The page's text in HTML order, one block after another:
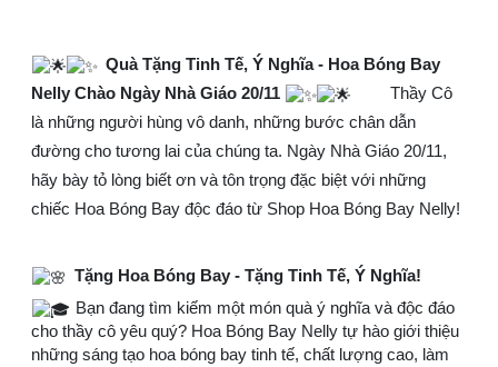
Quà Tặng Tinh Tế, Ý Nghĩa - Hoa Bóng Bay
Nelly Chào Ngày Nhà Giáo 20/11
Thầy Cô
là những người hùng vô danh, những bước chân dẫn
đường cho tương lai của chúng ta. Ngày Nhà Giáo 20/11,
hãy bày tỏ lòng biết ơn và tôn trọng đặc biệt với những
chiếc Hoa Bóng Bay độc đáo từ Shop Hoa Bóng Bay Nelly!
Tặng Hoa Bóng Bay - Tặng Tinh Tế, Ý Nghĩa!
Bạn đang tìm kiếm một món quà ý nghĩa và độc đáo
cho thầy cô yêu quý? Hoa Bóng Bay Nelly tự hào giới thiệu
những sáng tạo hoa bóng bay tinh tế, chất lượng cao, làm